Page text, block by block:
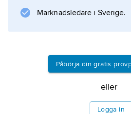
moraliserande. Genom att
dygdens seger och lastens
Information om
Marknadsledare i Sverige.
Påbörja din gratis
eller
Logga in